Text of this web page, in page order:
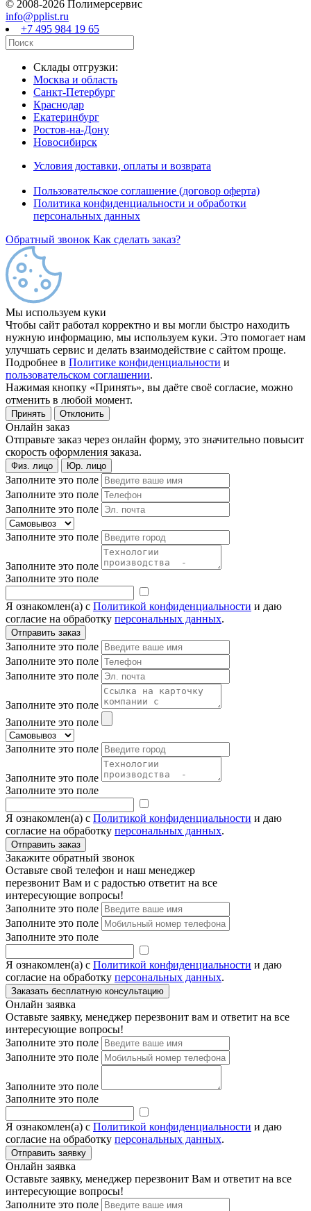
© 2008-2026 Полимерсервис
info@pplist.ru
+7 495 984 19 65
Склады отгрузки:
Москва и область
Санкт-Петербург
Краснодар
Екатеринбург
Ростов-на-Дону
Новосибирск
Условия доставки, оплаты и возврата
Пользовательское соглашение (договор оферта)
Политика конфиденциальности и обработки
персональных данных
Обратный звонок Как сделать заказ?
Мы используем куки
Чтобы сайт работал корректно и вы могли быстро находить
нужную информацию, мы используем куки. Это помогает нам
улучшать сервис и делать взаимодействие с сайтом проще.
Подробнее в Политике конфиденциальности и
пользовательском соглашении.
Нажимая кнопку «Принять», вы даёте своё согласие, можно
отменить в любой момент.
Принять Отклонить
Онлайн заказ
Отправьте заказ через онлайн форму, это значительно повысит
скорость оформления заказа.
Физ. лицо Юр. лицо
Заполните это поле
Заполните это поле
Заполните это поле
Заполните это поле
Заполните это поле
Заполните это поле
Я ознакомлен(а) с Политикой конфиденциальности и даю
согласие на обработку персональных данных.
Заполните это поле
Заполните это поле
Заполните это поле
Заполните это поле
Заполните это поле
Заполните это поле
Заполните это поле
Заполните это поле
Я ознакомлен(а) с Политикой конфиденциальности и даю
согласие на обработку персональных данных.
Закажите обратный звонок
Оставьте свой телефон и наш менеджер
перезвонит Вам и с радостью ответит на все
интересующие вопросы!
Заполните это поле
Заполните это поле
Заполните это поле
Я ознакомлен(а) с Политикой конфиденциальности и даю
согласие на обработку персональных данных.
Онлайн заявка
Оставьте заявку, менеджер перезвонит вам и ответит на все
интересующие вопросы!
Заполните это поле
Заполните это поле
Заполните это поле
Заполните это поле
Я ознакомлен(а) с Политикой конфиденциальности и даю
согласие на обработку персональных данных.
Онлайн заявка
Оставьте заявку, менеджер перезвонит Вам и ответит на все
интересующие вопросы!
Заполните это поле